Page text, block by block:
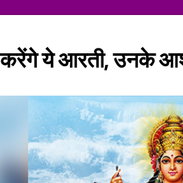
ये आरती, उनके